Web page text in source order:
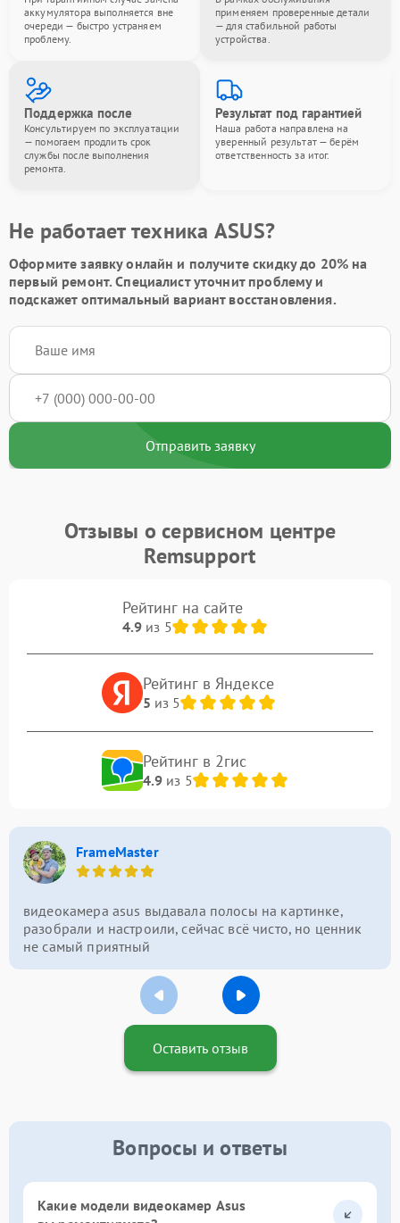
аккумулятора выполняется вне
очереди — быстро устраняем
проблему.
применяем проверенные детали
— для стабильной работы
устройства.
Поддержка после
Консультируем по эксплуатации
— помогаем продлить срок
службы после выполнения
ремонта.
Результат под гарантией
Наша работа направлена на
уверенный результат — берём
ответственность за итог.
Не работает техника ASUS?
Оформите заявку онлайн и получитескидку до 20% на
первый ремонт. Специалист уточнит проблему и
подскажет оптимальный вариант восстановления.
Отправить заявку
Отзывы о сервисном центре
Remsupport
Рейтинг на сайте
4.9из 5
Рейтинг в Яндексе
5 из 5
Рейтинг в 2гис
4.9из 5
FrameMaster
видеокамера asus выдавала полосы на картинке,
разобрали и настроили, сейчас всё чисто, но ценник
не самый приятный
Оставить отзыв
Вопросы и ответы
Какие модели видеокамер Asus